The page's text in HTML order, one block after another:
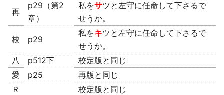
再
p29（第2
章）
私をサツと左守に任命して下さるで
せうか。
校 p29
私をキツと左守に任命して下さるで
せうか。
八
p512下
校定版と同じ
愛
p25
再版と同じ
Ｒ
校定版と同じ